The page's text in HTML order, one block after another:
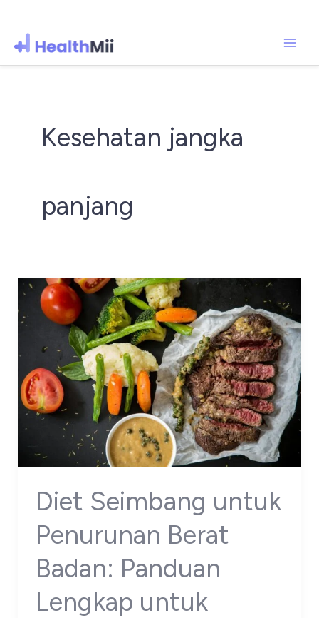
Kesehatan jangka
panjang
Diet Seimbang untuk
Penurunan Berat
Badan: Panduan
Lengkap untuk